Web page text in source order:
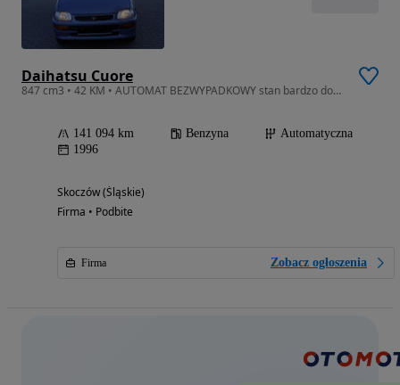
Daihatsu Cuore
847 cm3 • 42 KM • AUTOMAT BEZWYPADKOWY stan bardzo dobry ładny zdrowy .
141 094 km Benzyna
Automatyczna
1996
Skoczów (Śląskie)
Firma • Podbite
Firma Zobacz ogłoszenia